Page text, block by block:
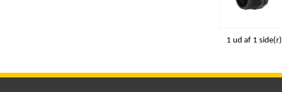
1 ud af 1 side(r)